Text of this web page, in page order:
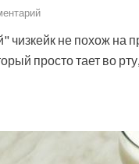
чизкейк не похож на
просто тает во